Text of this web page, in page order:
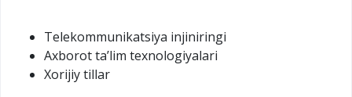
Telekommunikatsiya injiniringi
Axborot taʼlim texnologiyalari
Xorijiy tillar